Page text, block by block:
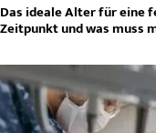
Das ideale Alter für eine
Zeitpunkt und was muss